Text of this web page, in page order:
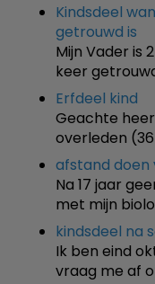
Kindsdeel
getrouwd is
Mijn Vader is
keer
Erfdeel kind
Geachte
overleden
afstand
Na 17 jaar
met mijn
kindsdeel na
Ik ben eind
vraag me af